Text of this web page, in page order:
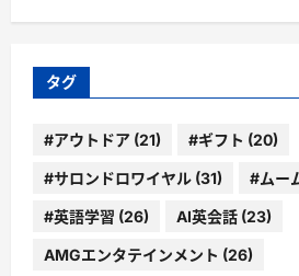
ゴ
ー
タグ
#アウトドア (21) #ギフト (20)
#サロンドロワイヤル (31) #ムー
#英語学習 (26) AI英会話 (23)
AMGエンタテインメント (26)